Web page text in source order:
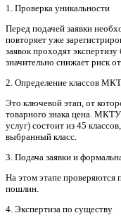
1. Проверка уникальности
Перед подачей заявки
повторяет уже
заявок проходят
значительно снижает риск
2. Определение классов
Это ключевой этап, от
товарного знака цена.
услуг) состоит из 45
выбранный класс.
3. Подача заявки и
На этом этапе проверяются
пошлин.
4. Экспертиза по существу